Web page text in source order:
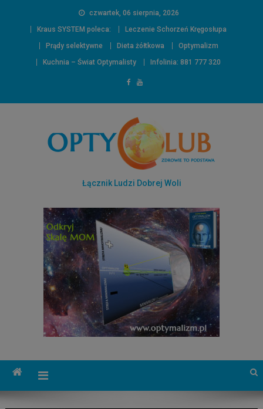
czwartek, 06 sierpnia, 2026
Kraus SYSTEM poleca:
Leczenie Schorzeń Kręgosłupa
Prądy selektywne
Dieta żółtkowa
Optymalizm
Kuchnia – Świat Optymalisty
Infolinia: 881 777 320
Łącznik Ludzi Dobrej Woli